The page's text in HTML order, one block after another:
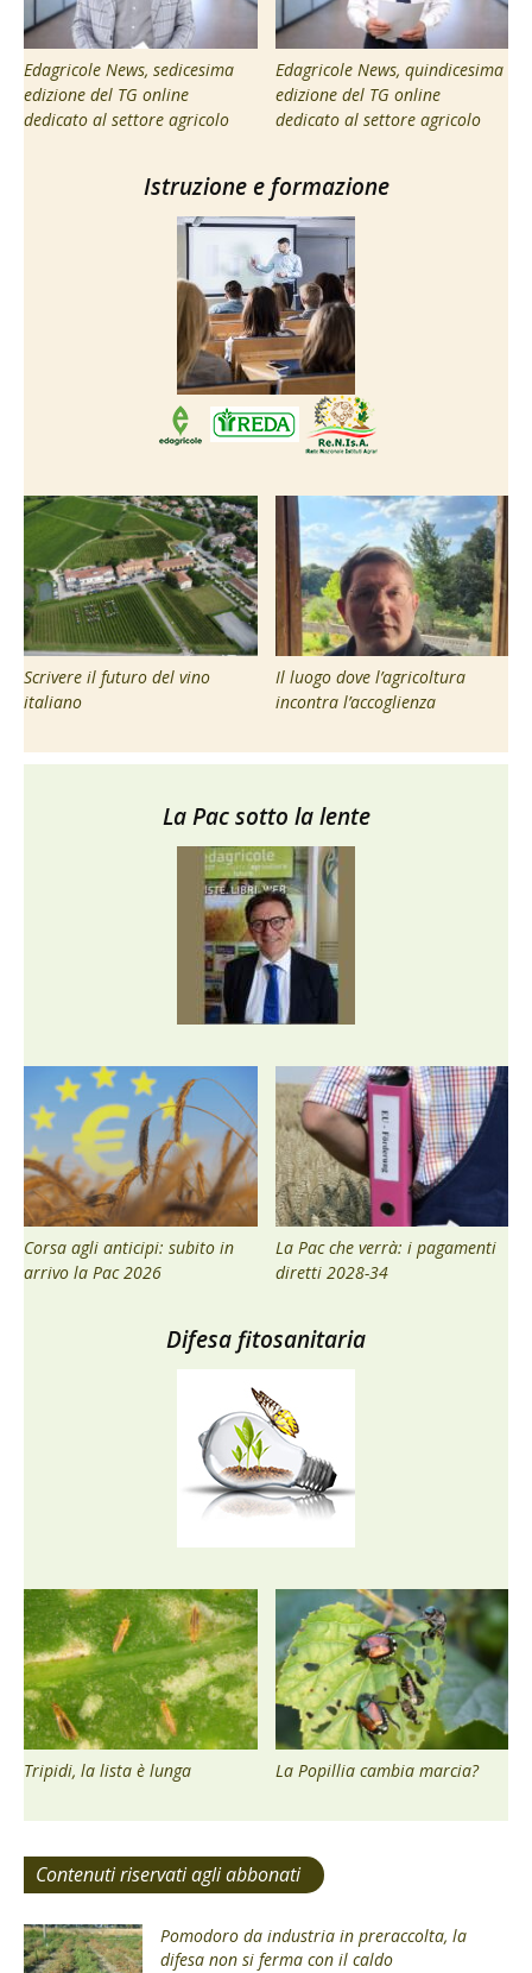
Edagricole News, sedicesima
edizione del TG online
dedicato al settore agricolo
Edagricole News, quindicesima
edizione del TG online
dedicato al settore agricolo
Istruzione e formazione
Scrivere il futuro del vino
italiano
Il luogo dove l’agricoltura
incontra l’accoglienza
La Pac sotto la lente
Corsa agli anticipi: subito in
arrivo la Pac 2026
La Pac che verrà: i pagamenti
diretti 2028-34
Difesa fitosanitaria
Tripidi, la lista è lunga La Popillia cambia marcia?
Contenuti riservati agli abbonati
Pomodoro da industria in preraccolta, la
difesa non si ferma con il caldo